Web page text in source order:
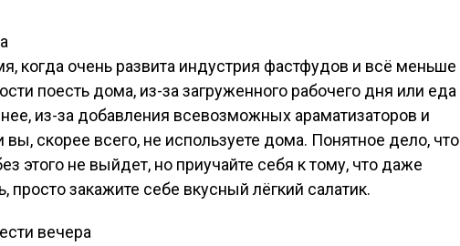
когда очень развита индустрия фастфудов и всё меньше
поесть дома, из-за загруженного рабочего дня или еда
из-за добавления всевозможных араматизаторов и
скорее всего, не используете дома. Понятное дело, что
этого не выйдет, но приучайте себя к тому, что даже
просто закажите себе вкусный лёгкий салатик.
вечера